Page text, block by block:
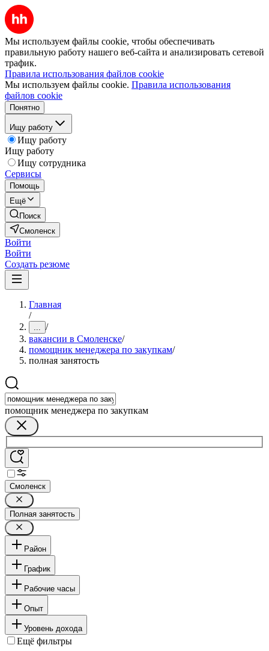
Мы используем файлы cookie, чтобы обеспечивать
правильную работу нашего веб-сайта и анализировать сетевой
трафик.
Правила использования файлов cookie
Мы используем файлы cookie. Правила использования
файлов cookie
Понятно
Ищу работу
Ищу работу
Ищу работу
Ищу сотрудника
Сервисы
Помощь
Ещё
Поиск
Смоленск
Войти
Войти
Создать резюме
Главная
/
... /
вакансии в Смоленске/
помощник менеджера по закупкам/
полная занятость
помощник менеджера по закупкам
Смоленск
Полная занятость
Район
График
Рабочие часы
Опыт
Уровень дохода
Ещё фильтры